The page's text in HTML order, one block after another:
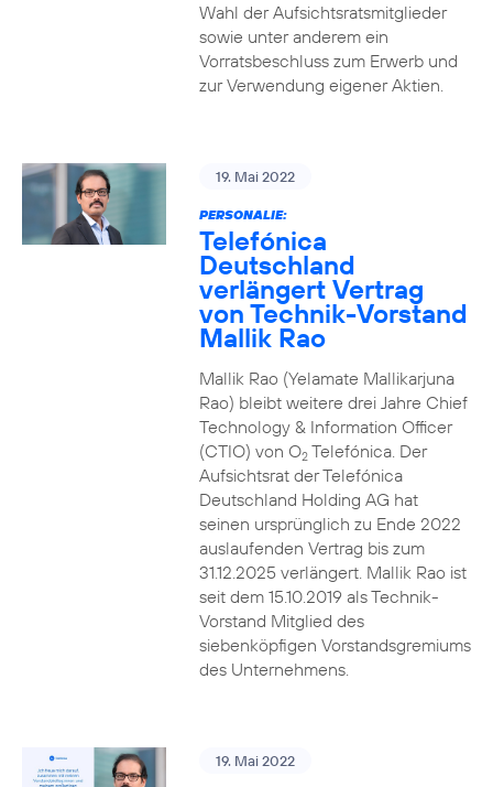
Wahl der Aufsichtsratsmitglieder
sowie unter anderem ein
Vorratsbeschluss zum Erwerb und
zur Verwendung eigener Aktien.
19. Mai 2022
PERSONALIE:
Telefónica
Deutschland
verlängert Vertrag
von Technik-Vorstand
Mallik Rao
Mallik Rao (Yelamate Mallikarjuna
Rao) bleibt weitere drei Jahre Chief
Technology & Information Officer
(CTIO) von O2Telefónica. Der
Aufsichtsrat der Telefónica
Deutschland Holding AG hat
seinen ursprünglich zu Ende 2022
auslaufenden Vertrag bis zum
31.12.2025 verlängert. Mallik Rao ist
seit dem 15.10.2019 als Technik-
Vorstand Mitglied des
siebenköpfigen Vorstandsgremiums
des Unternehmens.
19. Mai 2022